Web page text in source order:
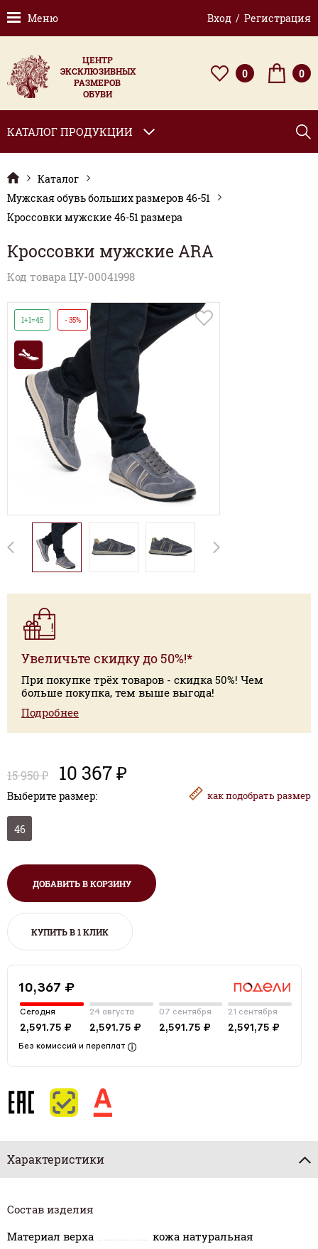
Меню Вход / Регистрация
ЦЕНТР
ЭКСКЛЮЗИВНЫХ
РАЗМЕРОВ
ОБУВИ
0 0
КАТАЛОГ ПРОДУКЦИИ
Каталог
Мужская обувь больших размеров 46-51
Кроссовки мужские 46-51 размера
Кроссовки мужские ARA
Код товара ЦУ-00041998
1+1=45 - 35%
Увеличьте скидку до 50%!*
При покупке трёх товаров - скидка 50%! Чем
больше покупка, тем выше выгода!
Подробнее
15 950 ₽ 10 367 ₽
Выберите размер: какподобрать размер
46
ДОБАВИТЬ В КОРЗИНУ
КУПИТЬ В 1 КЛИК
10,367 ₽
Сегодня
2,591.75 ₽
24 августа
2,591.75 ₽
07 сентября
2,591.75 ₽
21 сентября
2,591,75 ₽
Без комиссий и переплат
Характеристики
Состав изделия
Материал верха
кожа натуральная